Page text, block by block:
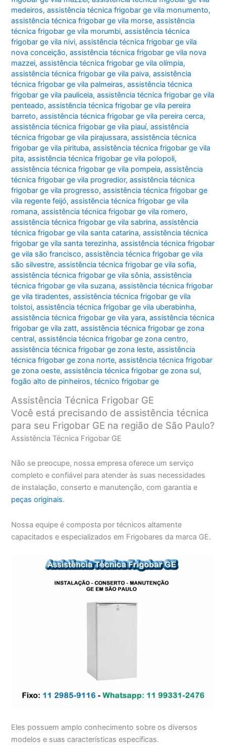
medeiros,assistência técnica frigobar ge vila monumento,
assistência técnica frigobar ge vila morse,assistência
técnica frigobar ge vila morumbi,assistência técnica
frigobar ge vila nivi,assistência técnica frigobar ge vila
nova conceição,assistência técnica frigobar ge vila nova
mazzei,assistência técnica frigobar ge vila olímpia,
assistência técnica frigobar ge vila paiva,assistência
técnica frigobar ge vila palmeiras,assistência técnica
frigobar ge vila pauliceia,assistência técnica frigobar ge vila
penteado,assistência técnica frigobar ge vila pereira
barreto,assistência técnica frigobar ge vila pereira cerca,
assistência técnica frigobar ge vila piauí,assistência
técnica frigobar ge vila pirajussara,assistência técnica
frigobar ge vila pirituba,assistência técnica frigobar ge vila
pita,assistência técnica frigobar ge vila polopoli,
assistência técnica frigobar ge vila pompeia,assistência
técnica frigobar ge vila progredior,assistência técnica
frigobar ge vila progresso,assistência técnica frigobar ge
vila regente feijó,assistência técnica frigobar ge vila
romana,assistência técnica frigobar ge vila romero,
assistência técnica frigobar ge vila sabrina,assistência
técnica frigobar ge vila santa catarina,assistência técnica
frigobar ge vila santa terezinha,assistência técnica frigobar
ge vila são francisco,assistência técnica frigobar ge vila
são silvestre,assistência técnica frigobar ge vila sofia,
assistência técnica frigobar ge vila sônia,assistência
técnica frigobar ge vila suzana,assistência técnica frigobar
ge vila tiradentes,assistência técnica frigobar ge vila
tolstoi,assistência técnica frigobar ge vila uberabinha,
assistência técnica frigobar ge vila yara,assistência técnica
frigobar ge vila zatt,assistência técnica frigobar ge zona
central,assistência técnica frigobar ge zona centro,
assistência técnica frigobar ge zona leste,assistência
técnica frigobar ge zona norte,assistência técnica frigobar
ge zona oeste,assistência técnica frigobar ge zona sul,
fogão alto de pinheiros,técnico frigobar ge
Assistência Técnica Frigobar GE
Você está precisando de assistência técnica
para seu Frigobar GE na região de São Paulo?
Assistência Técnica Frigobar GE
Não se preocupe, nossa empresa oferece um serviço
completo e confiável para atender às suas necessidades
de instalação, conserto e manutenção, com garantia e
peças originais.
Nossa equipe é composta por técnicos altamente
capacitados e especializados em Frigobares da marca GE.
Eles possuem amplo conhecimento sobre os diversos
modelos e suas características específicas.